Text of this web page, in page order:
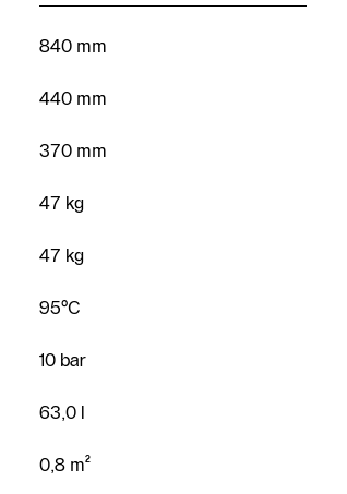
840 mm
440 mm
370 mm
47 kg
47 kg
95°C
10 bar
63,0 l
0,8 m²